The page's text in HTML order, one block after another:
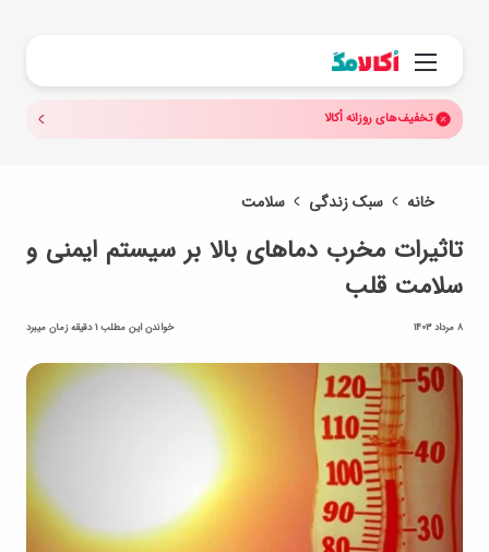
منو
تخفیف‌های روزانه اُکالا
خانه سبک زندگی سلامت
تاثیرات مخرب دماهای بالا بر سیستم ایمنی و
سلامت قلب
8 مرداد 1403 خواندن این مطلب 1 دقیقه زمان میبرد